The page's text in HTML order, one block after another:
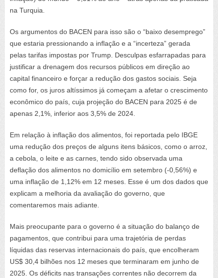
na Turquia.
Os argumentos do BACEN para isso são o “baixo desemprego”
que estaria pressionando a inflação e a “incerteza” gerada
pelas tarifas impostas por Trump. Desculpas esfarrapadas para
justificar a drenagem dos recursos públicos em direção ao
capital financeiro e forçar a redução dos gastos sociais. Seja
como for, os juros altíssimos já começam a afetar o crescimento
econômico do país, cuja projeção do BACEN para 2025 é de
apenas 2,1%, inferior aos 3,5% de 2024.
Em relação à inflação dos alimentos, foi reportada pelo IBGE
uma redução dos preços de alguns itens básicos, como o arroz,
a cebola, o leite e as carnes, tendo sido observada uma
deflação dos alimentos no domicílio em setembro (-0,56%) e
uma inflação de 1,12% em 12 meses. Esse é um dos dados que
explicam a melhoria da avaliação do governo, que
comentaremos mais adiante.
Mais preocupante para o governo é a situação do balanço de
pagamentos, que contribui para uma trajetória de perdas
líquidas das reservas internacionais do país, que encolheram
US$ 30,4 bilhões nos 12 meses que terminaram em junho de
2025. Os déficits nas transações correntes não decorrem da